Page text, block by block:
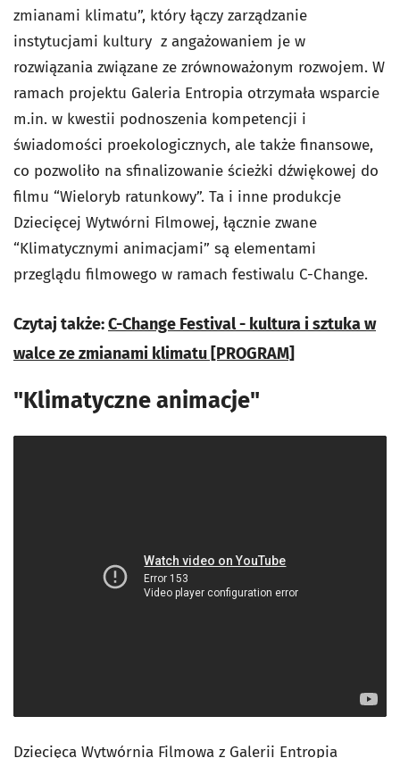
zmianami klimatu”, który łączy zarządzanie
instytucjami kultury z angażowaniem je w
rozwiązania związane ze zrównoważonym rozwojem. W
ramach projektu Galeria Entropia otrzymała wsparcie
m.in. w kwestii podnoszenia kompetencji i
świadomości proekologicznych, ale także finansowe,
co pozwoliło na sfinalizowanie ścieżki dźwiękowej do
filmu “Wieloryb ratunkowy”. Ta i inne produkcje
Dziecięcej Wytwórni Filmowej, łącznie zwane
“Klimatycznymi animacjami” są elementami
przeglądu filmowego w ramach festiwalu C-Change.
Czytaj także:C-Change Festival - kultura i sztuka w
walce ze zmianami klimatu [PROGRAM]
"Klimatyczne animacje"
Dziecięca Wytwórnia Filmowa z Galerii Entropia